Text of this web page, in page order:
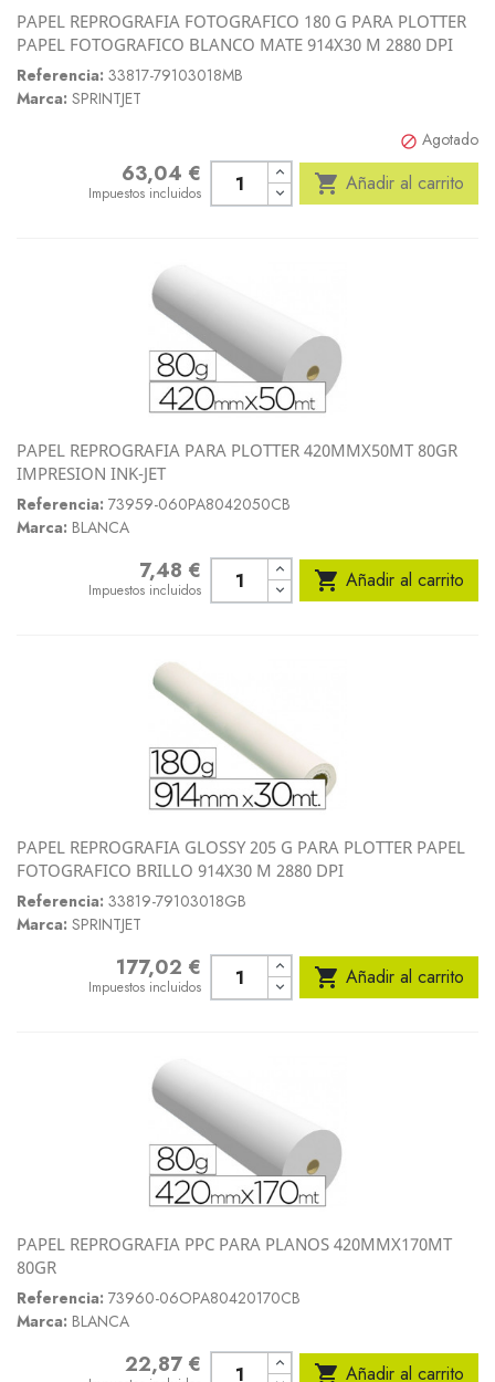
PAPEL REPROGRAFIA FOTOGRAFICO 180 G PARA PLOTTER
PAPEL FOTOGRAFICO BLANCO MATE 914X30 M 2880 DPI
Referencia: 33817-79103018MB
Marca: SPRINTJET
 Agotado
Precio63,04 €
Impuestos incluidos  Añadir al carrito
PAPEL REPROGRAFIA PARA PLOTTER 420MMX50MT 80GR
IMPRESION INK-JET
Referencia: 73959-060PA8042050CB
Marca: BLANCA
7,48 €
Impuestos incluidos  Añadir al carrito
PAPEL REPROGRAFIA GLOSSY 205 G PARA PLOTTER PAPEL
FOTOGRAFICO BRILLO 914X30 M 2880 DPI
Referencia: 33819-79103018GB
Marca: SPRINTJET
Precio177,02 €
Impuestos incluidos  Añadir al carrito
PAPEL REPROGRAFIA PPC PARA PLANOS 420MMX170MT
80GR
Referencia: 73960-06OPA80420170CB
Marca: BLANCA
Precio22,87 €  Añadir al carrito